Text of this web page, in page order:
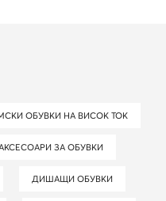
ОБУВКИ НА ВИСОК ТОК
АКСЕСОАРИ ЗА ОБУВКИ
ДИШАЩИ ОБУВКИ